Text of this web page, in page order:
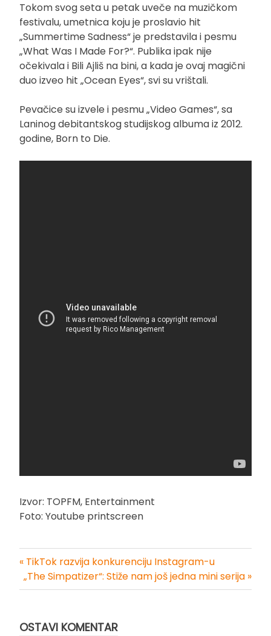
Tokom svog seta u petak uveče na muzičkom
festivalu, umetnica koju je proslavio hit
„Summertime Sadness“ je predstavila i pesmu
„What Was I Made For?“. Publika ipak nije
očekivala i Bili Ajliš na bini, a kada je ovaj magični
duo izveo hit „Ocean Eyes“, svi su vrištali.
Pevačice su izvele i pesmu „Video Games“, sa
Laninog debitantskog studijskog albuma iz 2012.
godine, Born to Die.
Izvor: TOPFM, Entertainment
Foto: Youtube printscreen
Kretanje
« TikTok razvija konkurenciju Instagram-u
„The Simpatizer“: Stiže nam još jedna mini serija »
OSTAVI KOMENTAR